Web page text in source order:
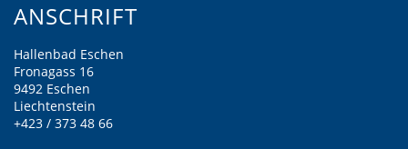
ANSCHRIFT
Hallenbad Eschen
Fronagass 16
9492 Eschen
Liechtenstein
+423 / 373 48 66